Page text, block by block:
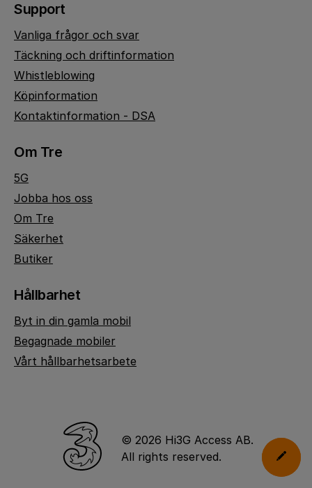
Support
Vanliga frågor och svar
Täckning och driftinformation
Whistleblowing
Köpinformation
Kontaktinformation - DSA
Om Tre
5G
Jobba hos oss
Om Tre
Säkerhet
Butiker
Hållbarhet
Byt in din gamla mobil
Begagnade mobiler
Vårt hållbarhetsarbete
© 2026 Hi3G Access AB.
All rights reserved.